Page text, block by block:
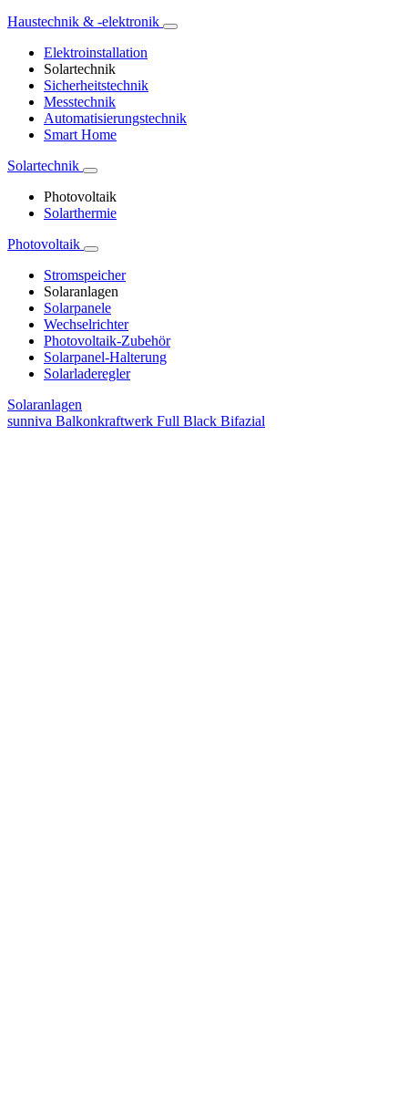
Haustechnik & -elektronik
Elektroinstallation
Solartechnik
Sicherheitstechnik
Messtechnik
Automatisierungstechnik
Smart Home
Solartechnik
Photovoltaik
Solarthermie
Photovoltaik
Stromspeicher
Solaranlagen
Solarpanele
Wechselrichter
Photovoltaik-Zubehör
Solarpanel-Halterung
Solarladeregler
Solaranlagen
sunniva Balkonkraftwerk Full Black Bifazial